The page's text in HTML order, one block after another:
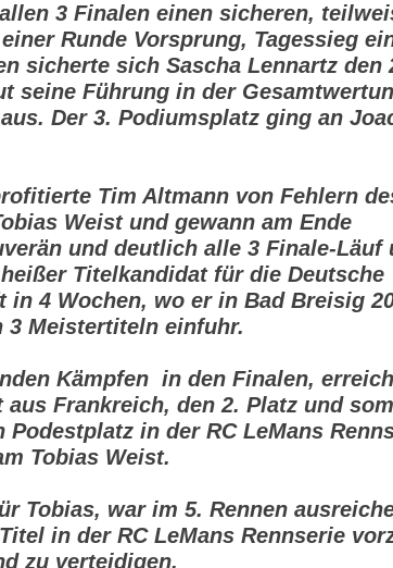
3 Finalen einen sicheren,
Runde Vorsprung, Tagessieg
sicherte sich Sascha Lennartz den
seine Führung in der
Der 3. Podiumsplatz ging an
Tim Altmann von Fehlern
Weist und gewann am Ende
und deutlich alle 3 Finale-Läuf
Titelkandidat für die Deutsche
in 4 Wochen, wo er in Bad Breisig
3 Meistertiteln einfuhr.
Kämpfen in den Finalen,
Frankreich, den 2. Platz und
Podestplatz in der RC LeMans
Tobias Weist.
Tobias, war im 5. Rennen
in der RC LeMans Rennserie
zu verteidigen.